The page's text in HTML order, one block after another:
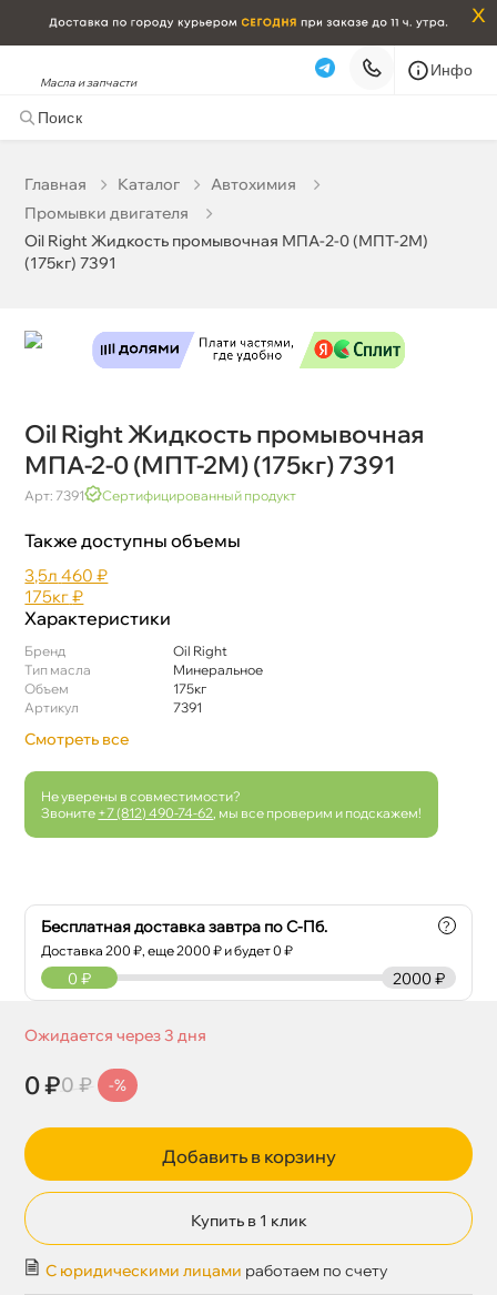
x
Масла и запчасти
Инфо
Главная Катало
Автохимия
Промывки двигателя
Oil Right Жидкость промывочная МПА-2-0 (МПТ-2М)
(175кг) 7391
Oil Right Жидкость промывочная
МПА-2-0 (МПТ-2М) (175кг) 7391
Арт: 7391 Сертифицированный продукт
Также доступны объемы
3,5л 460 ₽
175к₽
Характеристики
Бренд
Oil Right
Тип масла
Минеральное
Объем
175к
Артикул
7391
Смотреть все
Не уверены в совместимости?
Звоните +7 (812) 490-74-62 , мы все проверим и подскажем!
Бесплатная доставка завтра по С-Пб.
Доставка200 ₽, еще2000 ₽ и будет 0 ₽
?
2000 ₽
0 ₽
Ожидается через 3 дня
0 ₽0 ₽ -%
Добавить в корзину
Купить в 1 клик
С юридическими лицами работаем по счету
Oil Right Жидкость промывочная МПА-2-0 (МПТ-2М)
Бесплатная Завтра, 09.08 (при заказе от 2000₽)
Срочная за 2 ч – 399 ₽
Карта Список